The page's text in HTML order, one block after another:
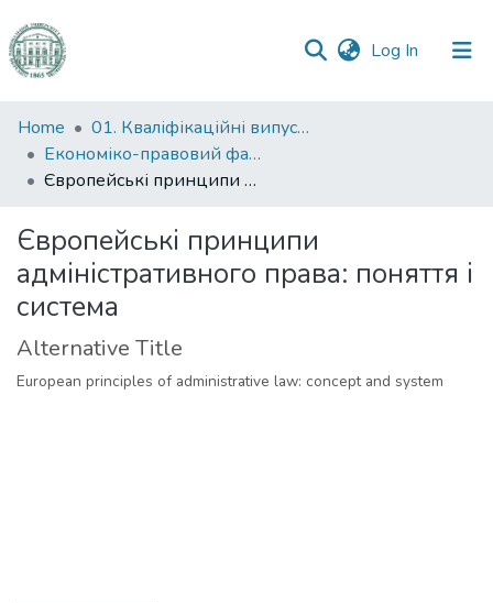
Log In (current)
Communities
&
Collections
Statistics
Home
01. Кваліфікаційні випускні роботи здобувачів вищої освіти
Економіко-правовий факультет
Європейські принципи адміністративного права: поняття і система
Європейські принципи
адміністративного права: поняття і
система
Alternative Title
European principles of administrative law: concept and system